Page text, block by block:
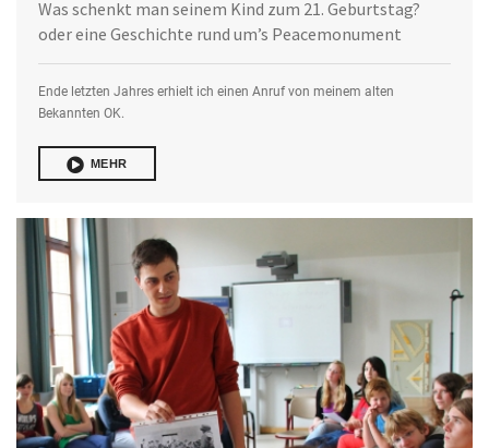
Was schenkt man seinem Kind zum 21. Geburtstag?
oder eine Geschichte rund um’s Peacemonument
Ende letzten Jahres erhielt ich einen Anruf von meinem alten
Bekannten OK.
MEHR